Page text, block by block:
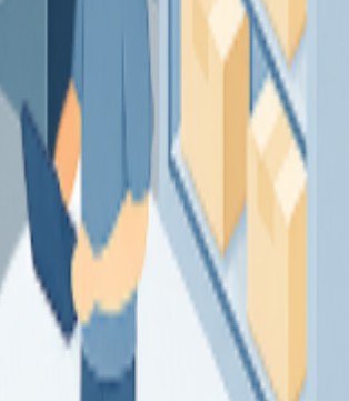
partido a tu empresa.
pequeños y grandes.